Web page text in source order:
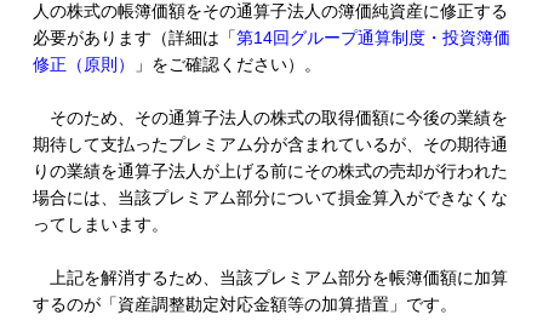
人の株式の帳簿価額をその通算子法人の簿価純資産に修正する
必要があります（詳細は「第14回グループ通算制度・投資簿価
修正（原則）
」をご確認ください）。
そのため、その通算子法人の株式の取得価額に今後の業績を
期待して支払ったプレミアム分が含まれているが、その期待通
りの業績を通算子法人が上げる前にその株式の売却が行われた
場合には、当該プレミアム部分について損金算入ができなくな
ってしまいます。
上記を解消するため、当該プレミアム部分を帳簿価額に加算
するのが「資産調整勘定対応金額等の加算措置」です。